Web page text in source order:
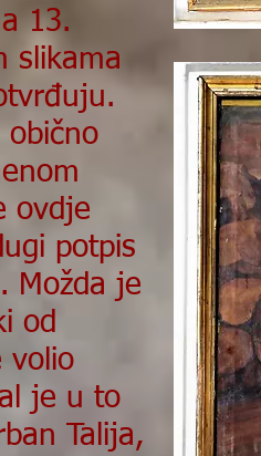
13.
slikama
ovdje
potpis
Možda je
od
volio
je u to
Talija,